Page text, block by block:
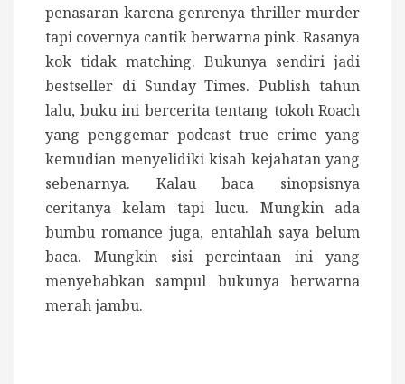
penasaran karena genrenya thriller murder
tapi covernya cantik berwarna pink. Rasanya
kok tidak matching. Bukunya sendiri jadi
bestseller di Sunday Times. Publish tahun
lalu, buku ini bercerita tentang tokoh Roach
yang penggemar podcast true crime yang
kemudian menyelidiki kisah kejahatan yang
sebenarnya. Kalau baca sinopsisnya
ceritanya kelam tapi lucu. Mungkin ada
bumbu romance juga, entahlah saya belum
baca. Mungkin sisi percintaan ini yang
menyebabkan sampul bukunya berwarna
merah jambu.